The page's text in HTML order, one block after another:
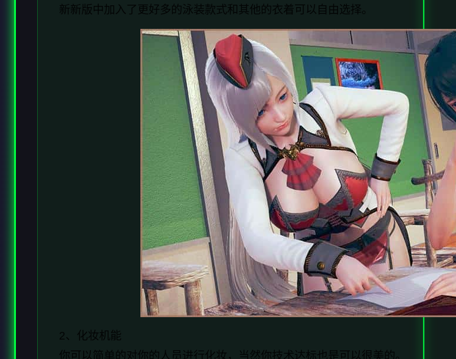
新新版中加入了更好多的泳装款式和其他的衣着可以自由选择。
2、化妆机能
你可以简单的对你的人员进行化妆，当然你技术达标也是可以很美的。